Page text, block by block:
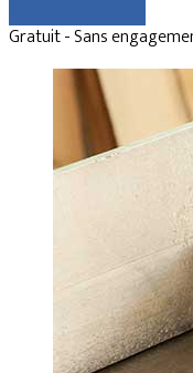
Gratuit - Sans